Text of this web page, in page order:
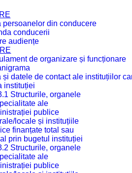
persoanelor din conducere
conducerii
audiențe
de organizare și funcționare
și datele de contact ale instituțiilor
instituției
Structurile, organele
ale
publice
locale și instituțiile
finanțate total sau
prin bugetul instituției
Structurile, organele
ale
publice